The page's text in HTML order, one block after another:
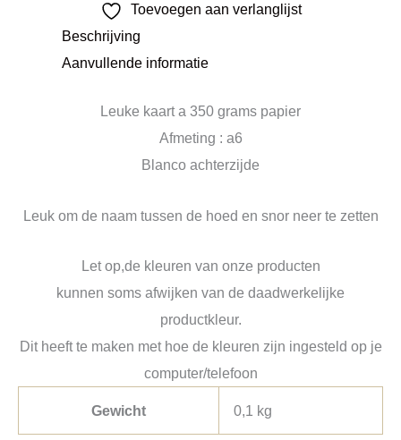
Toevoegen aan verlanglijst
Beschrijving
Aanvullende informatie
Leuke kaart a 350 grams papier
Afmeting : a6
Blanco achterzijde
Leuk om de naam tussen de hoed en snor neer te zetten
Let op,de kleuren van onze producten
kunnen soms afwijken van de daadwerkelijke
productkleur.
Dit heeft te maken met hoe de kleuren zijn ingesteld op je
computer/telefoon
Gewicht 0,1 kg